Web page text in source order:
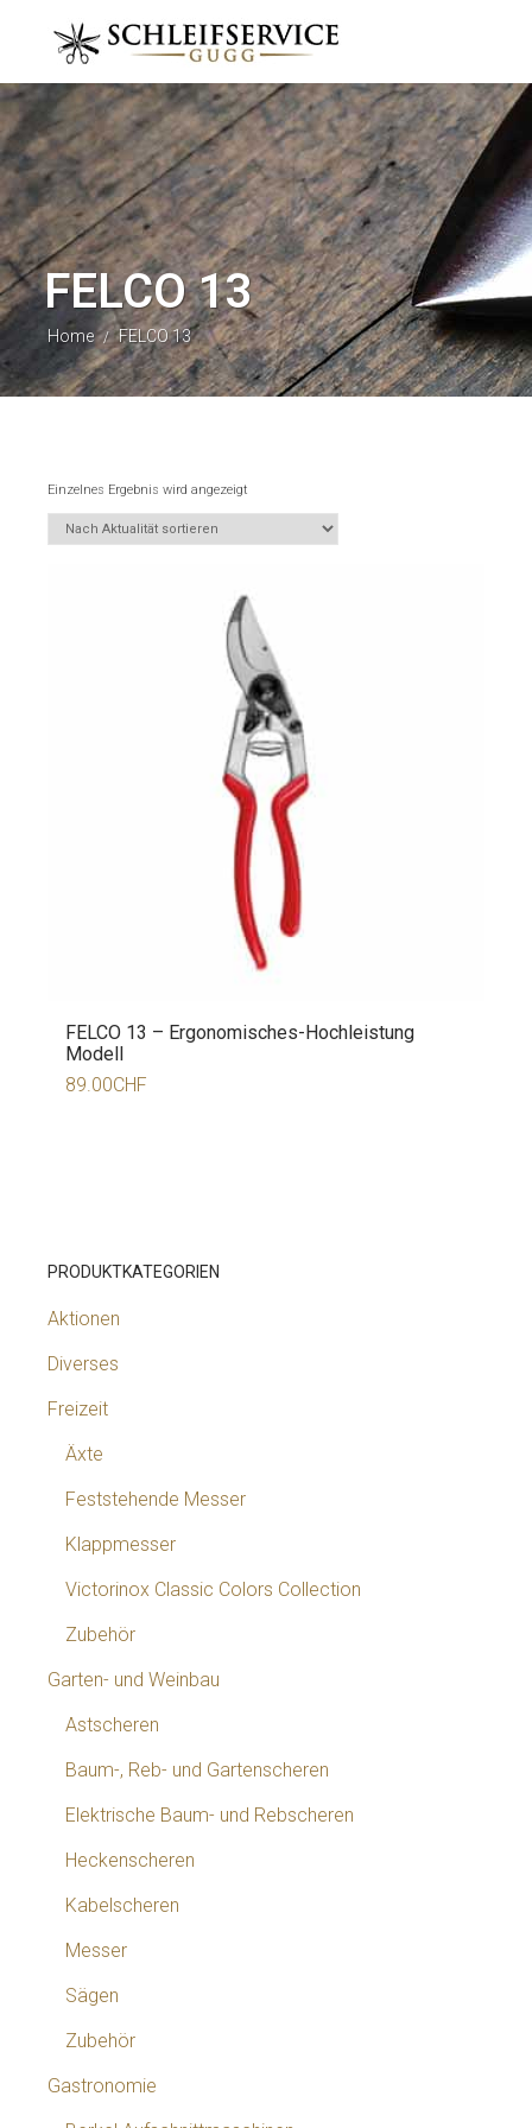
FELCO 13
Home / FELCO 13
Einzelnes Ergebnis wird angezeigt
FELCO 13 – Ergonomisches-Hochleistung
Modell
89.00CHF
PRODUKTKATEGORIEN
Aktionen
Diverses
Freizeit
Äxte
Feststehende Messer
Klappmesser
Victorinox Classic Colors Collection
Zubehör
Garten- und Weinbau
Astscheren
Baum-, Reb- und Gartenscheren
Elektrische Baum- und Rebscheren
Heckenscheren
Kabelscheren
Messer
Sägen
Zubehör
Gastronomie